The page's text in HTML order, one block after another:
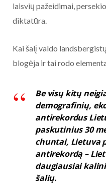
laisvių pažeidimai,
diktatūra.
Kai šalį valdo
blogėja ir tai rodo
Be visų kitų
demografinių,
antirekordus
paskutinius 30
chuntai, Lietuva
antirekordą –
daugiausiai
šalių.